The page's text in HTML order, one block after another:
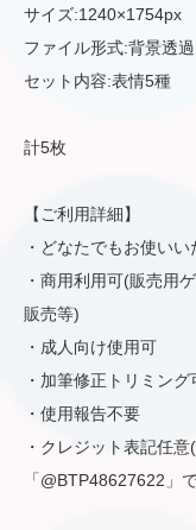
サイズ:1240×1754px
ファイル形式:背景透
セット内容:表情5種
計5枚
【ご利用詳細】
・どなたでもお使い
・商用利用可(販売用
販売等)
・成人向け使用可
・加筆修正トリミン
・使用報告不要
・クレジット表記任
「@BTP48627622」